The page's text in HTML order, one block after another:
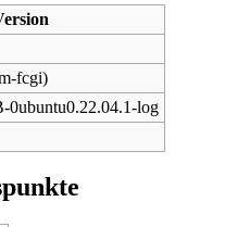
fcgi)
0ubuntu0.22.04.1-log